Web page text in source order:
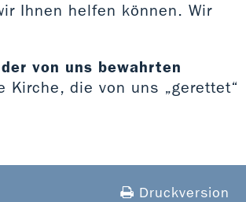
Ihnen helfen können. Wir
von uns bewahrten
Kirche, die von uns „gerettet“
Druckversion